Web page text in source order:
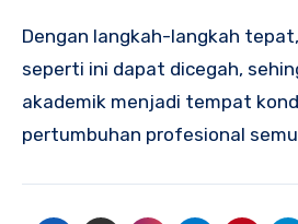
Dengan langkah-langkah
seperti ini dapat dicegah,
akademik menjadi tempat
pertumbuhan profesional